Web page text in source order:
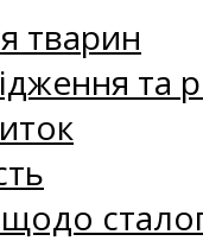
тварин
та